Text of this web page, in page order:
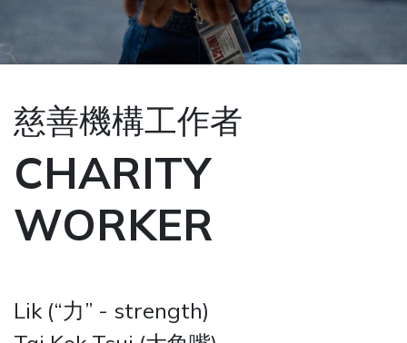
慈善機構工作者
CHARITY
WORKER
Lik (“力” - strength)